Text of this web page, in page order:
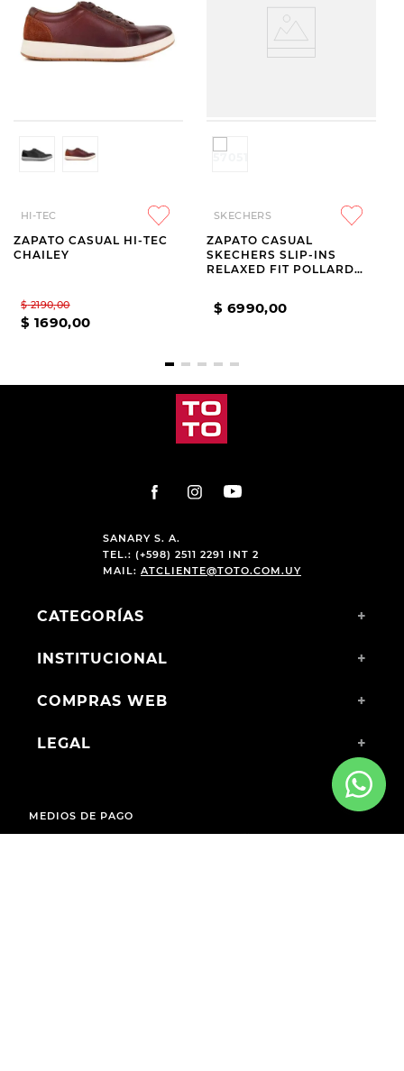
HI-TEC
ZAPATO CASUAL HI-TEC
CHAILEY
$ 2190,00
$ 1690,00
SKECHERS
ZAPATO CASUAL
SKECHERS SLIP-INS
RELAXED FIT POLLARD
$ 6990,00
SANARY S. A.
TEL.: (+598) 2511 2291 INT 2
MAIL: ATCLIENTE@TOTO.COM.UY
CATEGORÍAS +
INSTITUCIONAL +
COMPRAS WEB +
LEGAL +
MEDIOS DE PAGO